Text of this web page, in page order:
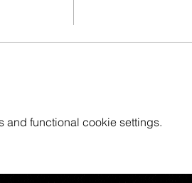
and functional cookie settings.